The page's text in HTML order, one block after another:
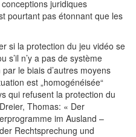
juridiques
pourtant pas étonnant que les
si la protection du jeu vidéo se
s’il n’y a pas de système
le biais d’autres moyens
est „homogénéisée“
qui refusent la protection du
Thomas: « Der
im Ausland –
Rechtsprechung und